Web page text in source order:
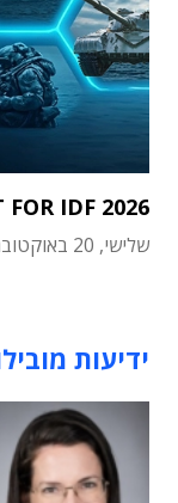
FOR IDF 2026
שלישי, 20 באוקטובר 2026
ידיעות